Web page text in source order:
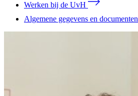
Werken bij de UvH
Algemene gegevens en documenten